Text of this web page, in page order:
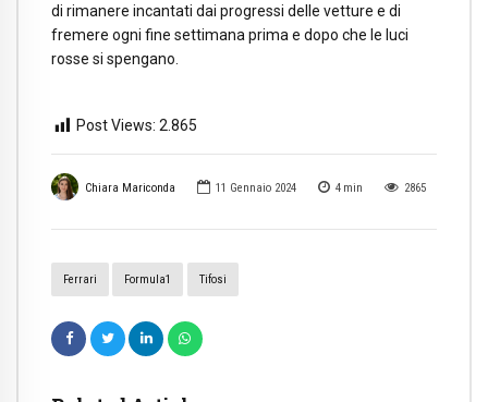
Chiara Mariconda 11 Gennaio 2024 4 min 2865
Ferrari Formula1 Tifosi
di rimanere incantati dai progressi delle vetture e di
fremere ogni fine settimana prima e dopo che le luci
rosse si spengano.
Post Views: 2.865